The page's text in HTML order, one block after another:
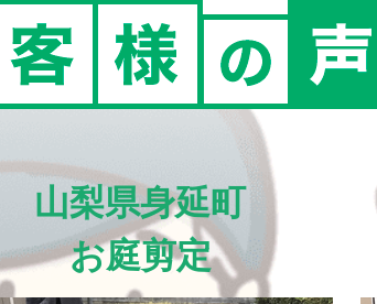
山梨県身延町
お庭剪定